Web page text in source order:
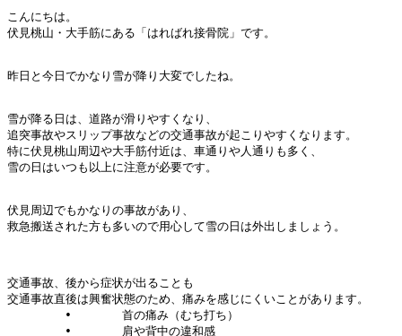
こんにちは。
伏見桃山・大手筋にある「はればれ接骨院」です。
昨日と今日でかなり雪が降り大変でしたね。
雪が降る日は、道路が滑りやすくなり、
追突事故やスリップ事故などの交通事故が起こりやすくなります。
特に伏見桃山周辺や大手筋付近は、車通りや人通りも多く、
雪の日はいつも以上に注意が必要です。
伏見周辺でもかなりの事故があり、
救急搬送された方も多いので用心して雪の日は外出しましょう。
交通事故、後から症状が出ることも
交通事故直後は興奮状態のため、 痛みを感じにくいことがあります。